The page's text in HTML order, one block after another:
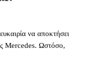
να αποκτήσει
Mercedes. Ωστόσο,